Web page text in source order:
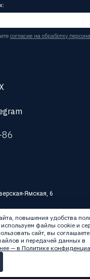
согласие на обработку
Ямская, 6
повышения удобства
файлы cookie и
сайт, вы
и передачей данных в
— в Политике